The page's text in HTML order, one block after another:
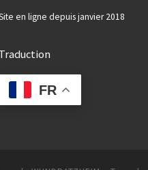
en ligne depuis janvier 2018
Traduction
FR